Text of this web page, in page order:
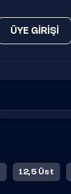
ÜYE GİRİŞİ
12,5 Üst